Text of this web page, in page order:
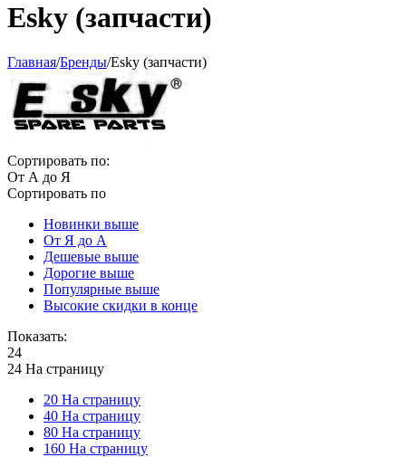
Esky (запчасти)
Главная/Бренды/Esky (запчасти)
Сортировать по:
От А до Я
Сортировать по
Новинки выше
От Я до А
Дешевые выше
Дорогие выше
Популярные выше
Высокие скидки в конце
Показать:
24
24 На страницу
20 На страницу
40 На страницу
80 На страницу
160 На страницу